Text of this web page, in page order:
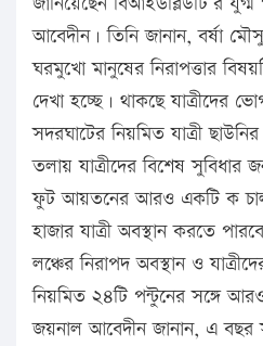
আবেদীন। তিনি জানান, বর্ষা
ঘরমুখো মানুষের নিরাপত্তার
দেখা হচ্ছে। থাকছে যাত্রীদের
সদরঘাটের নিয়মিত যাত্রী
তলায় যাত্রীদের বিশেষ সুবিধার
ফুট আয়তনের আরও একটি ক
হাজার যাত্রী অবস্থান করতে
লঞ্চের নিরাপদ অবস্থান ও
নিয়মিত ২৪টি পন্টুনের সঙ্গে
জয়নাল আবেদীন জানান, এ বছর